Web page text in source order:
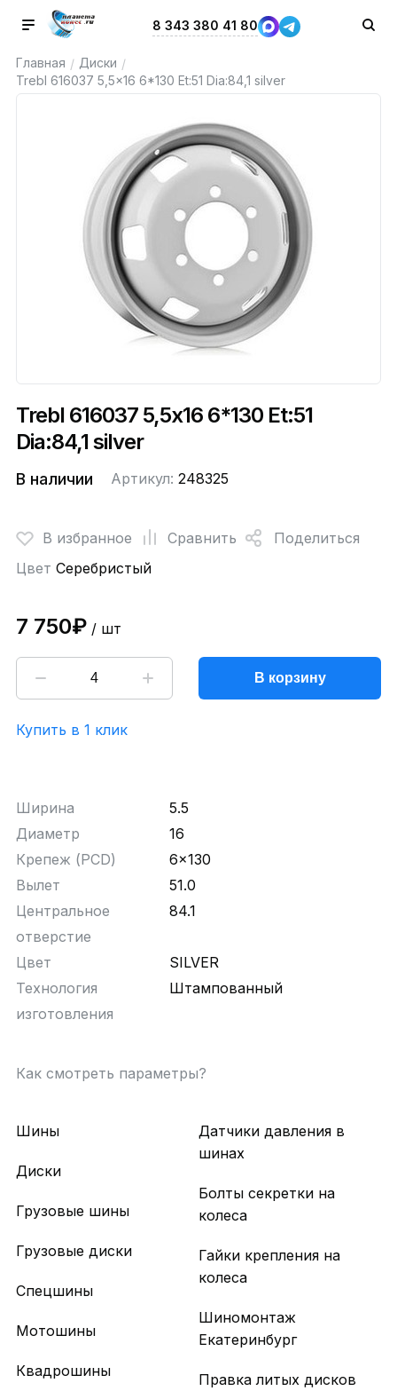
8 343 380 41 80
Главная / Диски /
Trebl 616037 5,5x16 6*130 Et:51 Dia:84,1 silver
Trebl 616037 5,5x16 6*130 Et:51
Dia:84,1 silver
В наличии Артикул: 248325
В избранное Сравнить
Поделиться
Цвет Серебристый
7 750₽/ шт
В корзину
Купить в 1 клик
Ширина
5.5
Диаметр
16
Крепеж (PCD)
6x130
Вылет
51.0
Центральное
отверстие
84.1
Цвет
SILVER
Технология
изготовления
Штампованный
Как смотреть параметры?
Шины
Диски
Грузовые шины
Грузовые диски
Спецшины
Мотошины
Квадрошины
Датчики давления в
шинах
Болты секретки на
колеса
Гайки крепления на
колеса
Шиномонтаж
Екатеринбург
Правка литых дисков